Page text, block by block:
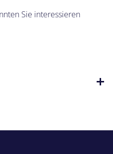
Sie interessieren